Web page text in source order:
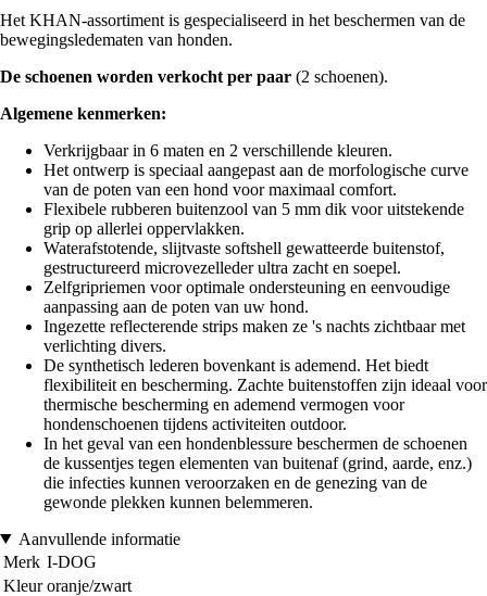
Het KHAN-assortiment is gespecialiseerd in het beschermen van de
bewegingsledematen van honden.
De schoenen worden verkocht per paar (2 schoenen).
Algemene kenmerken:
Verkrijgbaar in 6 maten en 2 verschillende kleuren.
Het ontwerp is speciaal aangepast aan de morfologische curve
van de poten van een hond voor maximaal comfort.
Flexibele rubberen buitenzool van 5 mm dik voor uitstekende
grip op allerlei oppervlakken.
Waterafstotende, slijtvaste softshell gewatteerde buitenstof,
gestructureerd microvezelleder ultra zacht en soepel.
Zelfgripriemen voor optimale ondersteuning en eenvoudige
aanpassing aan de poten van uw hond.
Ingezette reflecterende strips maken ze 's nachts zichtbaar met
verlichting divers.
De synthetisch lederen bovenkant is ademend. Het biedt
flexibiliteit en bescherming. Zachte buitenstoffen zijn ideaal voor
thermische bescherming en ademend vermogen voor
hondenschoenen tijdens activiteiten outdoor.
In het geval van een hondenblessure beschermen de schoenen
de kussentjes tegen elementen van buitenaf (grind, aarde, enz.)
die infecties kunnen veroorzaken en de genezing van de
gewonde plekken kunnen belemmeren.
Aanvullende informatie
Merk I-DOG
Kleur oranje/zwart